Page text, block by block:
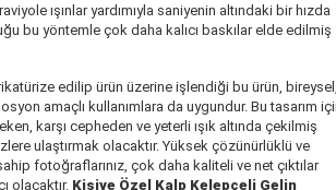
ışınlar yardımıyla saniyenin altındaki bir hızda
bu yöntemle çok daha kalıcı baskılar elde edilmiş
edilip ürün üzerine işlendiği bu ürün,
amaçlı kullanımlara da uygundur. Bu tasarım
karşı cepheden ve yeterli ışık altında çekilmiş
ulaştırmak olacaktır. Yüksek çözünürlüklü ve
fotoğraflarınız, çok daha kaliteli ve net çıktılar
olacaktır. Kişiye Özel Kalp Kelepçeli Gelin